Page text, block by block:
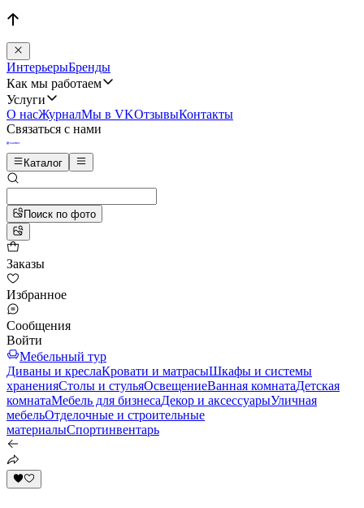
ИнтерьерыБренды
Как мы работаем
Услуги
О насЖурналМы в VKОтзывыКонтакты
Связаться с нами
Каталог
Поиск по фото
Заказы
Избранное
Сообщения
Войти
Мебельный тур
Диваны и креслаКровати и матрасыШкафы и системы
храненияСтолы и стульяОсвещениеВанная комнатаДетская
комнатаМебель для бизнесаДекор и аксессуарыУличная
мебельОтделочные и строительные
материалыСпортинвентарь